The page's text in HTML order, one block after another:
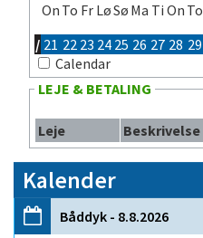
On To Fr LøSø Ma Ti On To
/ 21 22 23 24 25 26 27 28 29
Calendar
LEJE & BETALING
Leje Beskrivelse
Kalender